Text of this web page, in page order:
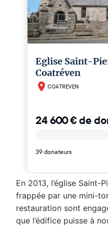
En 2013, l’église Saint-
frappée par une mini-
restauration sont
que l’édifice puisse à